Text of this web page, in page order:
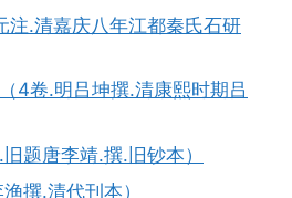
注.清嘉庆八年江都秦氏石研
4卷.明吕坤撰.清康熙时期吕
题唐李靖.撰.旧钞本）
撰.清代刊本）